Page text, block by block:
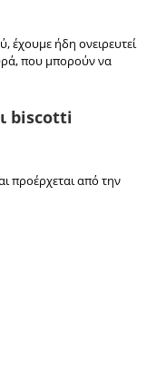
έχουμε ήδη ονειρευτεί
που μπορούν να
biscotti
προέρχεται από την